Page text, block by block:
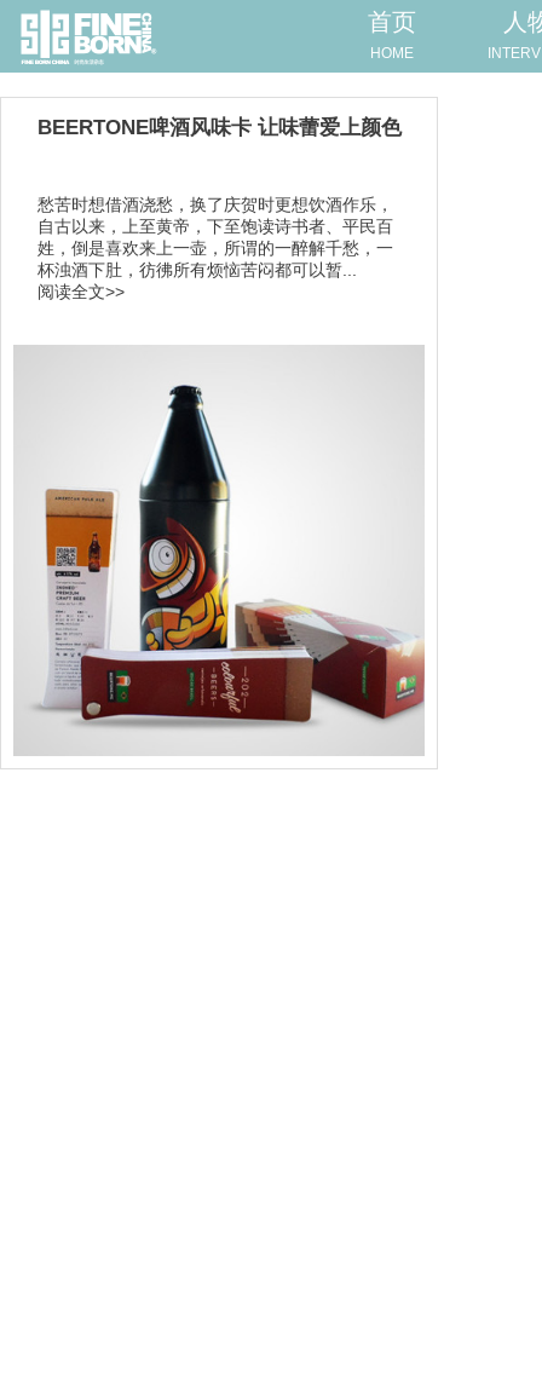
首页
HOME
人
​BEERTONE啤酒风味卡 让味蕾爱上颜色
愁苦时想借酒浇愁，换了庆贺时更想饮酒作乐，
自古以来，上至黄帝，下至饱读诗书者、平民百
姓，倒是喜欢来上一壶，所谓的一醉解千愁，一
杯浊酒下肚，彷彿所有烦恼苦闷都可以暂...
阅读全文>>